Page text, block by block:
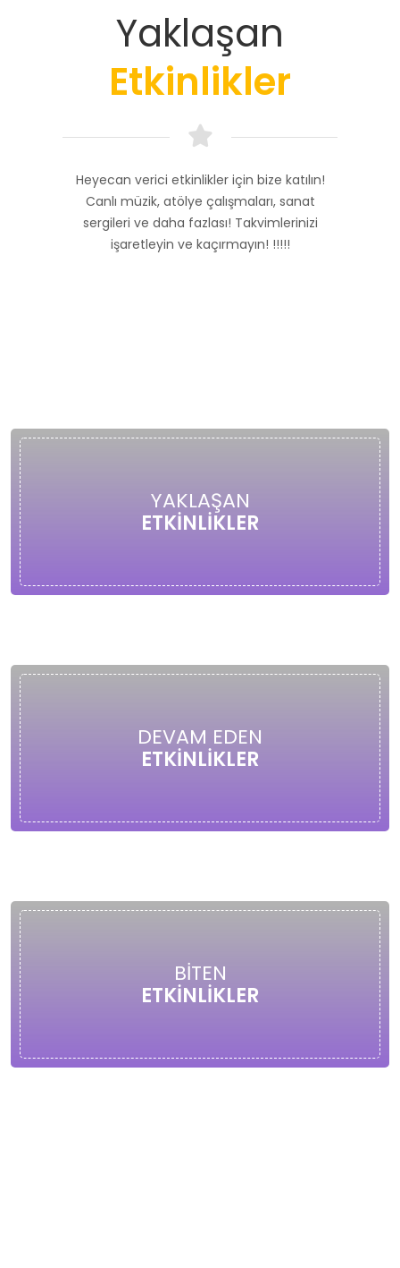
Yaklaşan
Etkinlikler
Heyecan verici etkinlikler için bize katılın!
Canlı müzik, atölye çalışmaları, sanat
sergileri ve daha fazlası! Takvimlerinizi
işaretleyin ve kaçırmayın! !!!!!
YAKLAŞAN
ETKİNLİKLER
DEVAM EDEN
ETKİNLİKLER
BİTEN
ETKİNLİKLER